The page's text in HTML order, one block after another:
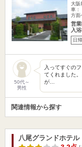
大阪
車：
方面
営
入
日
50代～
男性
入ってすぐの
てくれました
が…
関連情報から探す
八尾グランドホテル